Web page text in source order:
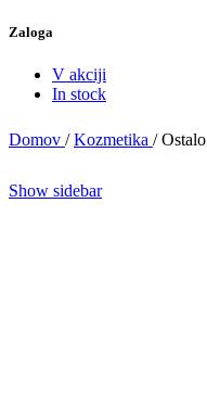
Zaloga
V akciji
In stock
Domov / Kozmetika / Ostalo
Show sidebar